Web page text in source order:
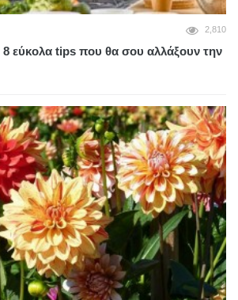
2,810
8 εύκολα tips που θα σου αλλάξουν την